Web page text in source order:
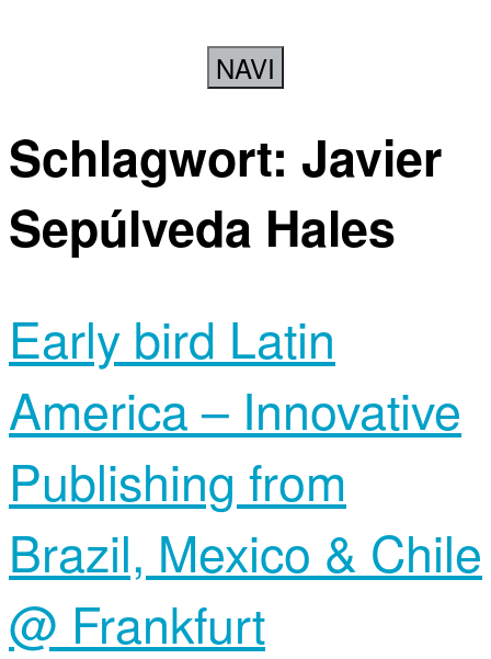
NAVI
Schlagwort: Javier
Sepúlveda Hales
Early bird Latin
America – Innovative
Publishing from
Brazil, Mexico & Chile
@ Frankfurt